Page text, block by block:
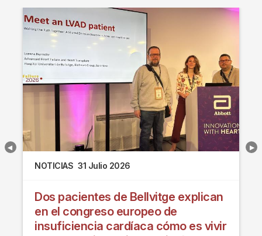
NOTICIAS 31 Julio 2026
Dos pacientes de Bellvitge explican
en el congreso europeo de
insuficiencia cardíaca cómo es vivir